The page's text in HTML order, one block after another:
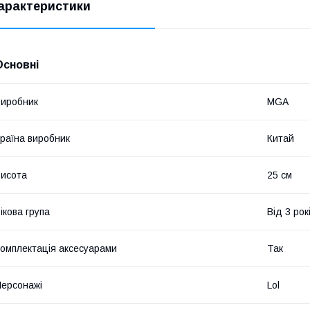
MGA
виробник Китай
25 см
група Від 3
аксесуарами Так
Lol